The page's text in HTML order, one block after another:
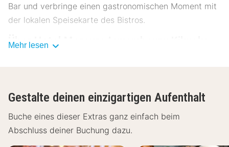
Bar und verbringe einen gastronomischen Moment mit
der lokalen Speisekarte des Bistros.
Über Hotel Mercure Luxembourg Kikuoka
Golf & Spa Hotel liegt in einer natürlichen und
außergewöhnlichen Umgebung, nur 20 Minuten von
Luxemburg-Stadt entfernt und ist der ideale Ort für
Mehr lesen
Gestalte deinen einzigartigen Aufenthalt
Buche eines dieser Extras ganz einfach beim
Abschluss deiner Buchung dazu.